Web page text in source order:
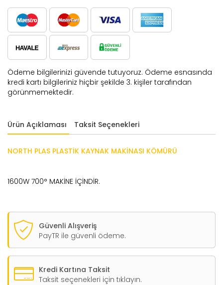
Ödeme bilgilerinizi güvende tutuyoruz. Ödeme esnasında
kredi kartı bilgileriniz hiçbir şekilde 3. kişiler tarafından
görünmemektedir.
Ürün Açıklaması Taksit Seçenekleri
NORTH PLAS PLASTİK KAYNAK MAKİNASI KÖMÜRÜ
1600W 700° MAKİNE İÇİNDİR.
Güvenli Alışveriş
PayTR ile güvenli ödeme.
Kredi Kartına Taksit
Taksit seçenekleri için tıklayın.